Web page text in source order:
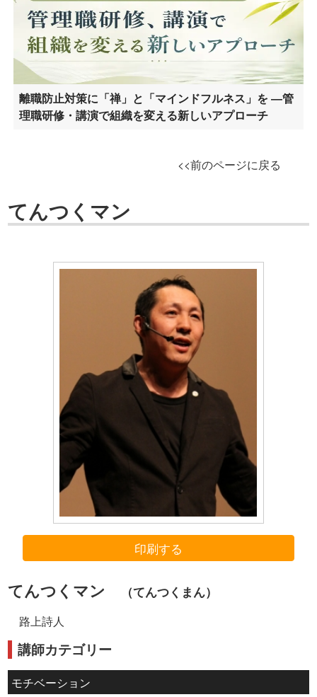
離職防止対策に「禅」と「マインドフルネス」を ―管
理職研修・講演で組織を変える新しいアプローチ
<<前のページに戻る
てんつくマン
印刷する
てんつくマン （てんつくまん）
路上詩人
講師カテゴリー
モチベーション